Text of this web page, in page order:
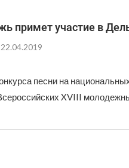
примет участие в
22.04.2019
песни на
XVIII